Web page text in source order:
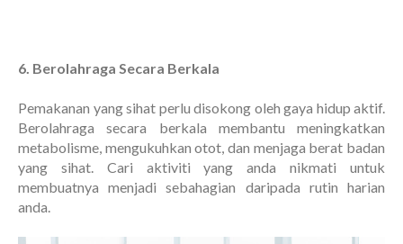
6. Berolahraga Secara Berkala
Pemakanan yang sihat perlu disokong oleh gaya hidup aktif.
Berolahraga secara berkala membantu meningkatkan
metabolisme, mengukuhkan otot, dan menjaga berat badan
yang sihat. Cari aktiviti yang anda nikmati untuk
membuatnya menjadi sebahagian daripada rutin harian
anda.